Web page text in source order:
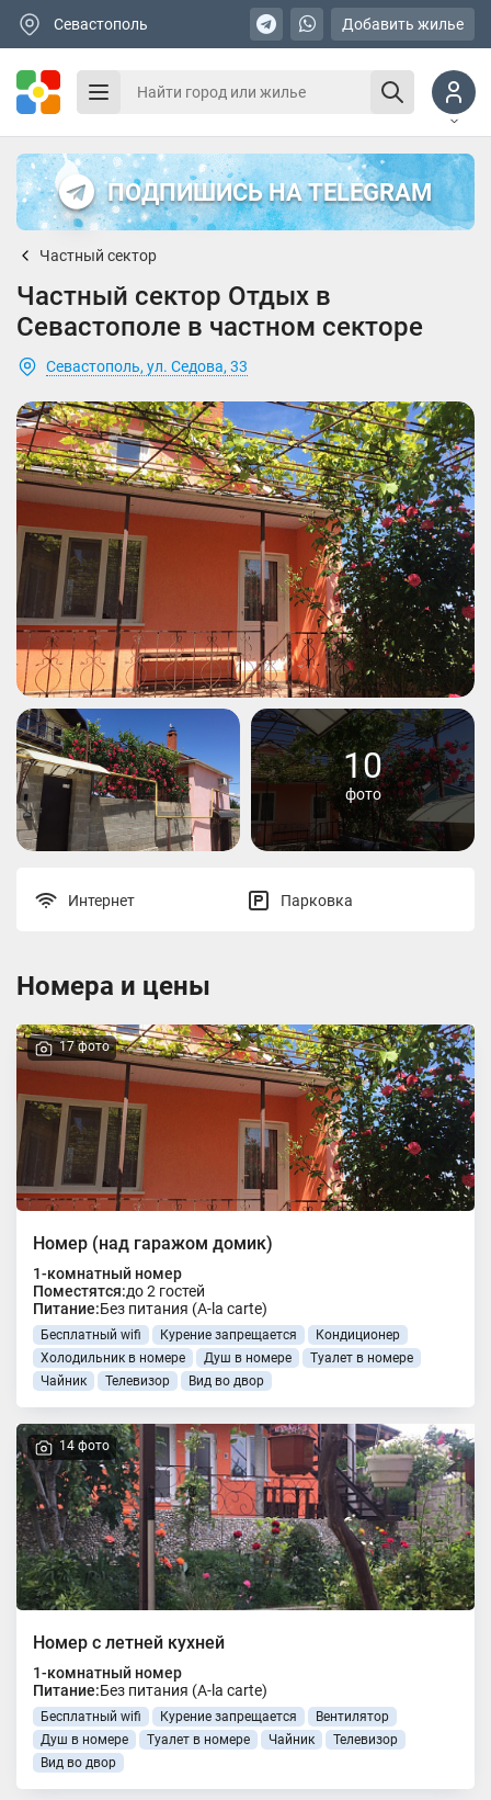
Севастополь Добавить жилье
ПОДПИШИСЬ НА TELEGRAM
Частный сектор
Частный сектор Отдых в
Севастополе в частном секторе
Севастополь, ул. Седова, 33
10
фото
Интернет Парковка
Номера и цены
17 фото
Номер (над гаражом домик)
1-комнатный номер
Поместятся:до 2 гостей
Питание:Без питания (A-la carte)
Бесплатный wifi Курение запрещается
Кондиционер
Холодильник в номере
Душ в номере
Туалет в номере
Чайник
Телевизор Вид во двор
14 фото
Номер с летней кухней
1-комнатный номер
Питание:Без питания (A-la carte)
Бесплатный wifi Курение запрещается
Вентилятор
Душ в номере
Туалет в номере Чайник
Телевизор
Вид во двор